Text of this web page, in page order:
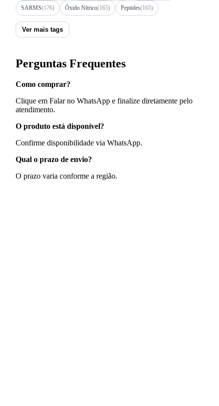
SARMS(176) Óxido Nítrico(165) Peptides(165)
Ver mais tags
Perguntas Frequentes
Como comprar?
Clique em Falar no WhatsApp e finalize diretamente pelo
atendimento.
O produto está disponível?
Confirme disponibilidade via WhatsApp.
Qual o prazo de envio?
O prazo varia conforme a região.